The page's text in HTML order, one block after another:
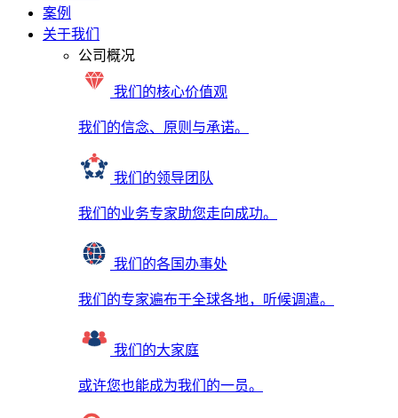
案例
关于我们
公司概况
我们的核心价值观
我们的信念、原则与承诺。
我们的领导团队
我们的业务专家助您走向成功。
我们的各国办事处
我们的专家遍布于全球各地，听候调遣。
我们的大家庭
或许您也能成为我们的一员。